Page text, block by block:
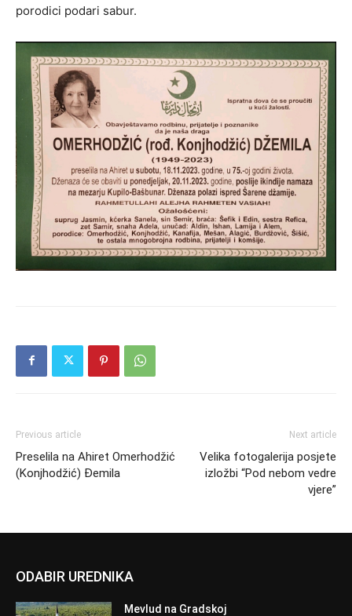
porodici podari sabur.
Previous article
Preselila na Ahiret Omerhodžić
(Konjhodžić) Đemila
Next article
Velika fotogalerija posjete
izložbi “Pod nebom vedre
vjere”
ODABIR UREDNIKA
Mevlud na Gradskoj